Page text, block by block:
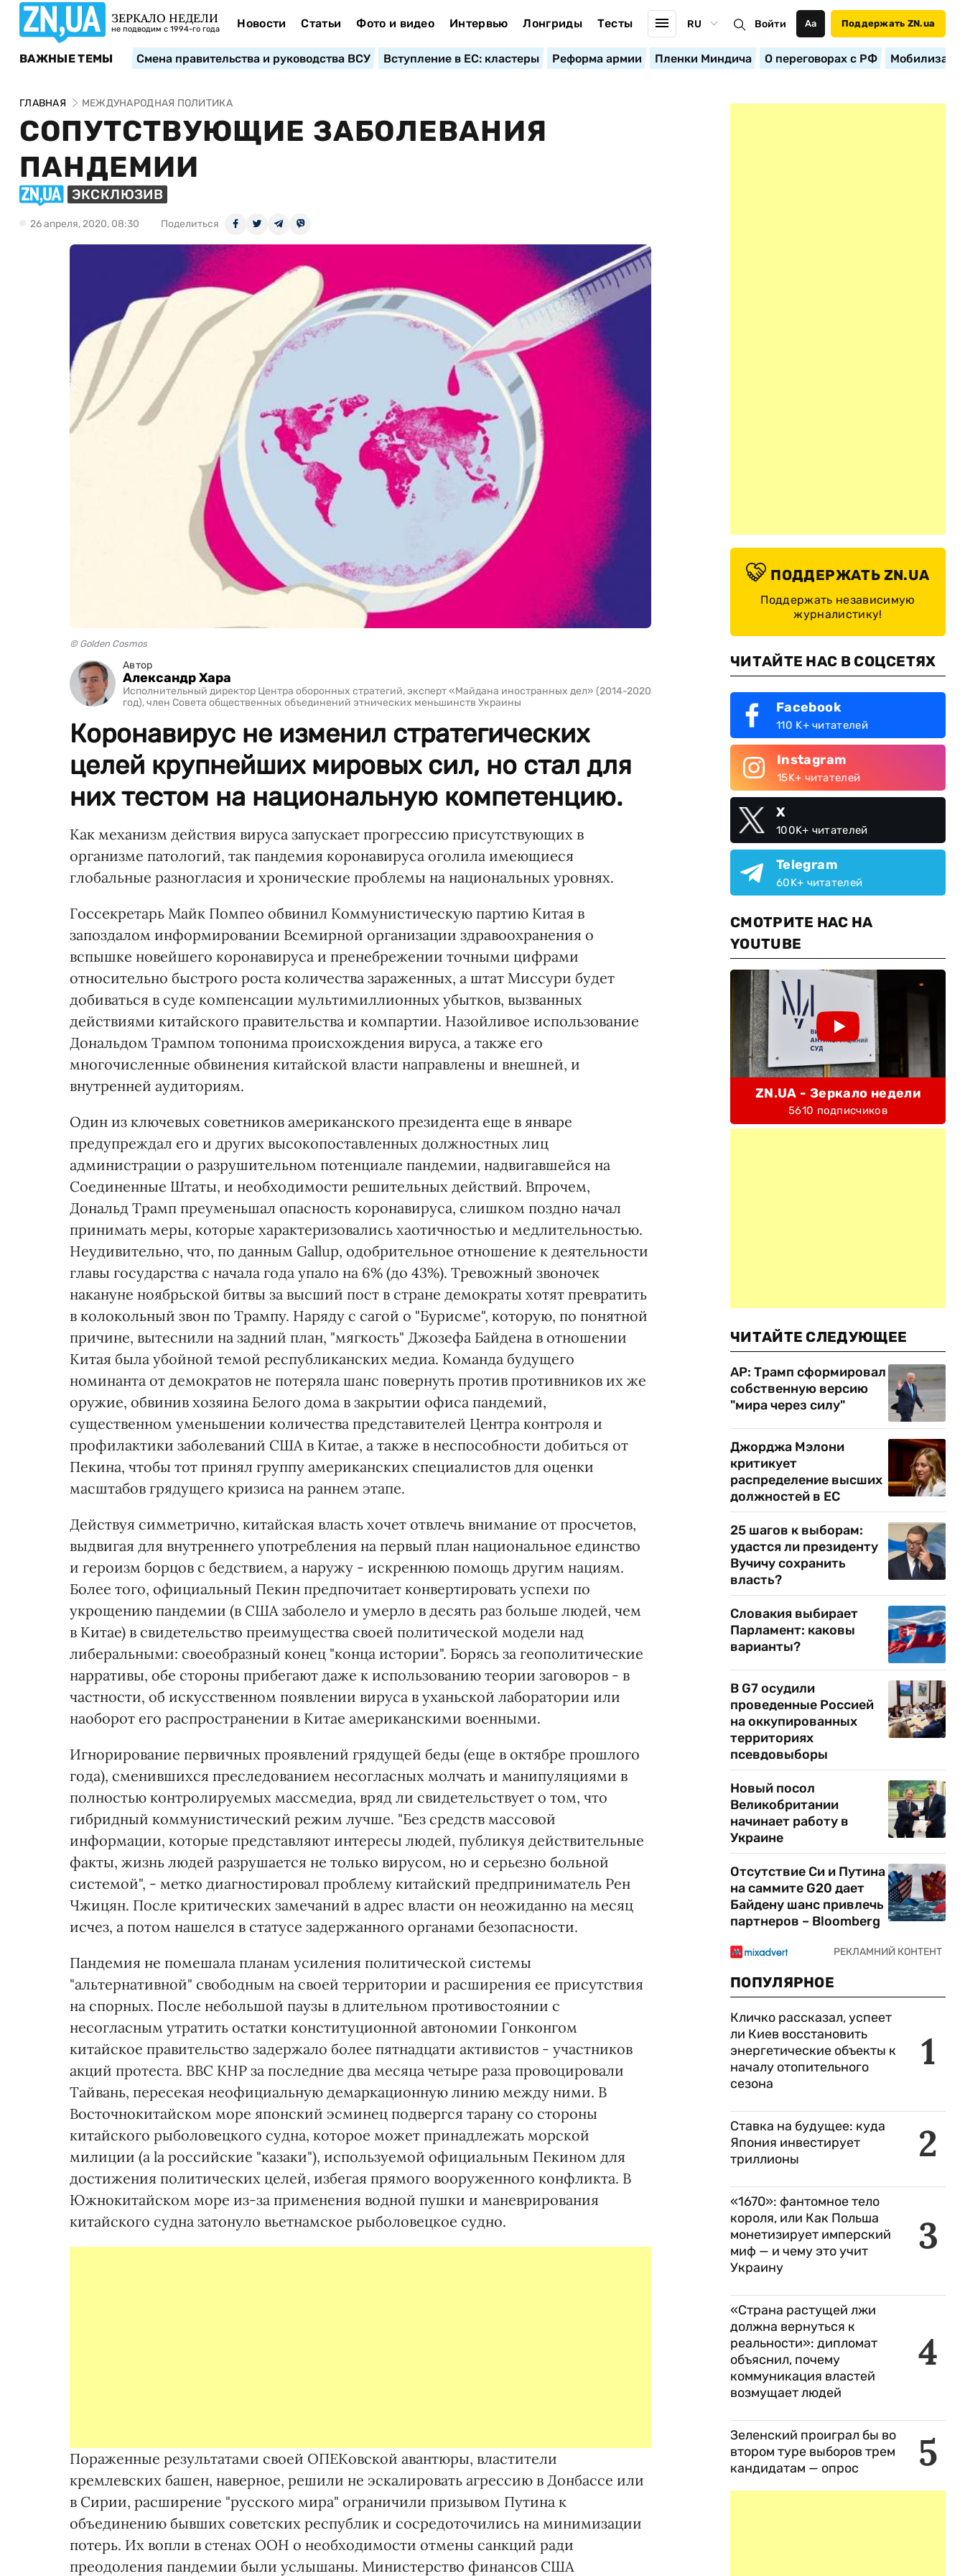
ЗЕРКАЛО НЕДЕЛИ
не подводим с 1994-го года Новости Статьи Фото и видео Интервью Лонгриды Тесты RU Войти Аа Поддержать ZN.ua
ВАЖНЫЕ ТЕМЫ Смена правительства и руководства ВСУ Вступление в ЕС: кластеры Реформа армии Пленки Миндича О переговорах с РФ
ГЛАВНАЯ МЕЖДУНАРОДНАЯ ПОЛИТИКА
СОПУТСТВУЮЩИЕ ЗАБОЛЕВАНИЯ
ПАНДЕМИИ
ЭКСКЛЮЗИВ
26 апреля, 2020, 08:30 Поделиться
© Golden Cosmos
Автор
Александр Хара
Исполнительный директор Центра оборонных стратегий, эксперт «Майдана иностранных дел» (2014-2020
год), член Совета общественных объединений этнических меньшинств Украины
Коронавирус не изменил стратегических
целей крупнейших мировых сил, но стал для
них тестом на национальную компетенцию.
Как механизм действия вируса запускает прогрессию присутствующих в
организме патологий, так пандемия коронавируса оголила имеющиеся
глобальные разногласия и хронические проблемы на национальных уровнях.
Госсекретарь Майк Помпео обвинил Коммунистическую партию Китая в
запоздалом информировании Всемирной организации здравоохранения о
вспышке новейшего коронавируса и пренебрежении точными цифрами
относительно быстрого роста количества зараженных, а штат Миссури будет
добиваться в суде компенсации мультимиллионных убытков, вызванных
действиями китайского правительства и компартии. Назойливое использование
Дональдом Трампом топонима происхождения вируса, а также его
многочисленные обвинения китайской власти направлены и внешней, и
внутренней аудиториям.
Один из ключевых советников американского президента еще в январе
предупреждал его и других высокопоставленных должностных лиц
администрации о разрушительном потенциале пандемии, надвигавшейся на
Соединенные Штаты, и необходимости решительных действий. Впрочем,
Дональд Трамп преуменьшал опасность коронавируса, слишком поздно начал
принимать меры, которые характеризовались хаотичностью и медлительностью.
Неудивительно, что, по данным Gallup, одобрительное отношение к деятельности
главы государства с начала года упало на 6% (до 43%). Тревожный звоночек
накануне ноябрьской битвы за высший пост в стране демократы хотят превратить
в колокольный звон по Трампу. Наряду с сагой о "Бурисме", которую, по понятной
причине, вытеснили на задний план, "мягкость" Джозефа Байдена в отношении
Китая была убойной темой республиканских медиа. Команда будущего
номинанта от демократов не потеряла шанс повернуть против противников их же
оружие, обвинив хозяина Белого дома в закрытии офиса пандемий,
существенном уменьшении количества представителей Центра контроля и
профилактики заболеваний США в Китае, а также в неспособности добиться от
Пекина, чтобы тот принял группу американских специалистов для оценки
масштабов грядущего кризиса на раннем этапе.
Действуя симметрично, китайская власть хочет отвлечь внимание от просчетов,
выдвигая для внутреннего употребления на первый план национальное единство
и героизм борцов с бедствием, а наружу - искреннюю помощь другим нациям.
Более того, официальный Пекин предпочитает конвертировать успехи по
укрощению пандемии (в США заболело и умерло в десять раз больше людей, чем
в Китае) в свидетельство преимущества своей политической модели над
либеральными: своеобразный конец "конца истории". Борясь за геополитические
нарративы, обе стороны прибегают даже к использованию теории заговоров - в
частности, об искусственном появлении вируса в уханьской лаборатории или
наоборот его распространении в Китае американскими военными.
Игнорирование первичных проявлений грядущей беды (еще в октябре прошлого
года), сменившихся преследованием несогласных молчать и манипуляциями в
полностью контролируемых массмедиа, вряд ли свидетельствует о том, что
гибридный коммунистический режим лучше. "Без средств массовой
информации, которые представляют интересы людей, публикуя действительные
факты, жизнь людей разрушается не только вирусом, но и серьезно больной
системой", - метко диагностировал проблему китайский предприниматель Рен
Чжицян. После критических замечаний в адрес власти он неожиданно на месяц
исчез, а потом нашелся в статусе задержанного органами безопасности.
Пандемия не помешала планам усиления политической системы
"альтернативной" свободным на своей территории и расширения ее присутствия
на спорных. После небольшой паузы в длительном противостоянии с
несогласным утратить остатки конституционной автономии Гонконгом
китайское правительство задержало более пятнадцати активистов - участников
акций протеста. ВВС КНР за последние два месяца четыре раза провоцировали
Тайвань, пересекая неофициальную демаркационную линию между ними. В
Восточнокитайском море японский эсминец подвергся тарану со стороны
китайского рыболовецкого судна, которое может принадлежать морской
милиции (a la российские "казаки"), используемой официальным Пекином для
достижения политических целей, избегая прямого вооруженного конфликта. В
Южнокитайском море из-за применения водной пушки и маневрирования
китайского судна затонуло вьетнамское рыболовецкое судно.
Пораженные результатами своей ОПЕКовской авантюры, властители
кремлевских башен, наверное, решили не эскалировать агрессию в Донбассе или
в Сирии, расширение "русского мира" ограничили призывом Путина к
объединению бывших советских республик и сосредоточились на минимизации
потерь. Их вопли в стенах ООН о необходимости отмены санкций ради
преодоления пандемии были услышаны. Министерство финансов США
ПОДДЕРЖАТЬ ZN.UA
Поддержать независимую
журналистику!
ЧИТАЙТЕ НАС В СОЦСЕТЯХ
Facebook
110 K+ читателей
Instagram
15K+ читателей
X
100K+ читателей
Telegram
60K+ читателей
СМОТРИТЕ НАС НА
YOUTUBE
ZN.UA - Зеркало недели
5610 подписчиков
ЧИТАЙТЕ СЛЕДУЮЩЕЕ
AP: Трамп сформировал
собственную версию
"мира через силу"
Джорджа Мэлони
критикует
распределение высших
должностей в ЕС
25 шагов к выборам:
удастся ли президенту
Вучичу сохранить
власть?
Словакия выбирает
Парламент: каковы
варианты?
В G7 осудили
проведенные Россией
на оккупированных
территориях
псевдовыборы
Новый посол
Великобритании
начинает работу в
Украине
Отсутствие Си и Путина
на саммите G20 дает
Байдену шанс привлечь
партнеров – Bloomberg
ПОПУЛЯРНОЕ
1
Кличко рассказал, успеет
ли Киев восстановить
энергетические объекты к
началу отопительного
сезона
2
Ставка на будущее: куда
Япония инвестирует
триллионы
3
«1670»: фантомное тело
короля, или Как Польша
монетизирует имперский
миф — и чему это учит
Украину
4
«Страна растущей лжи
должна вернуться к
реальности»: дипломат
объяснил, почему
коммуникация властей
возмущает людей
5
Зеленский проиграл бы во
втором туре выборов трем
кандидатам — опрос